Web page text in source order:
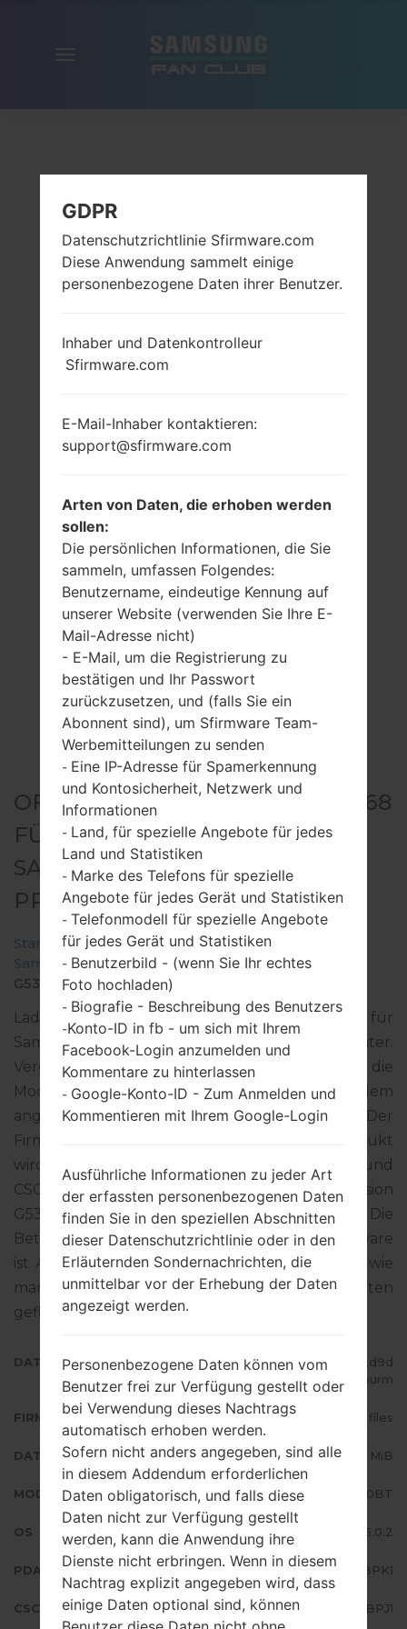
OFFIZIELLER FIRMWARE #11468
FÜR SM-G530BT -
SAMSUNGGALAXY GRAND
PRIME DUOS TV
Startseite →Galaxy Grand Prime Duos TV
SamsungSM-G530BT →SM-
G530BT_1_20161129094741_d9d73bburm.zip
Laden Sie das neueste Firmware-Update für
Samsung Galaxy Grand Prime Duos TV herunter.
Vergessen Sie jedoch nicht zu überprüfen, ob die
Modellnummer Ihres Smartphones dem
angegebenen SM-G530BT entspricht. Der
Firmware-Code ZTO ist für BRAZIL. Das Produkt
wird mit der PDA-Version G530BTVJS1BPK1 und
CSC-Version G530BTZTO1BPJ1, MODEM-Version
G530BTVJU1BPF2 geliefert. Die
Betriebssystemversion der angegebenen Firmware
ist Android Lollipop 5.0.2. Detalierte Anleitung, wie
man die Standart - Firmware auf Samsung-Geräten
geflascht wird,gibt es hier
DATEINAME
SM-G530BT_1_20161129094741_d9d
73bburm
FIRMWARE TYP 4 files
DATEIGRÖSSE 809.24 MiB
MODELL Samsung SM-G530BT
OS Android Lollipop 5.0.2
PDA/AP AUSFÜHRUNG G530BTVJS1BPK1
CSC AUSFÜHRUNG G530BTZTO1BPJ1
GDPR
Datenschutzrichtlinie Sfirmware.com
Diese Anwendung sammelt einige
personenbezogene Daten ihrer Benutzer.
Inhaber und Datenkontrolleur
Sfirmware.com
E-Mail-Inhaber kontaktieren:
support@sfirmware.com
Arten von Daten, die erhoben werden
sollen:
Die persönlichen Informationen, die Sie
sammeln, umfassen Folgendes:
Benutzername, eindeutige Kennung auf
unserer Website (verwenden Sie Ihre E-
Mail-Adresse nicht)
- E-Mail, um die Registrierung zu
bestätigen und Ihr Passwort
zurückzusetzen, und (falls Sie ein
Abonnent sind), um Sfirmware Team-
Werbemitteilungen zu senden
- Eine IP-Adresse für Spamerkennung
und Kontosicherheit, Netzwerk und
Informationen
- Land, für spezielle Angebote für jedes
Land und Statistiken
- Marke des Telefons für spezielle
Angebote für jedes Gerät und Statistiken
- Telefonmodell für spezielle Angebote
für jedes Gerät und Statistiken
- Benutzerbild - (wenn Sie Ihr echtes
Foto hochladen)
- Biografie - Beschreibung des Benutzers
-Konto-ID in fb - um sich mit Ihrem
Facebook-Login anzumelden und
Kommentare zu hinterlassen
- Google-Konto-ID - Zum Anmelden und
Kommentieren mit Ihrem Google-Login
Ausführliche Informationen zu jeder Art
der erfassten personenbezogenen Daten
finden Sie in den speziellen Abschnitten
dieser Datenschutzrichtlinie oder in den
Erläuternden Sondernachrichten, die
unmittelbar vor der Erhebung der Daten
angezeigt werden.
Personenbezogene Daten können vom
Benutzer frei zur Verfügung gestellt oder
bei Verwendung dieses Nachtrags
automatisch erhoben werden.
Sofern nicht anders angegeben, sind alle
in diesem Addendum erforderlichen
Daten obligatorisch, und falls diese
Daten nicht zur Verfügung gestellt
werden, kann die Anwendung ihre
Dienste nicht erbringen. Wenn in diesem
Nachtrag explizit angegeben wird, dass
einige Daten optional sind, können